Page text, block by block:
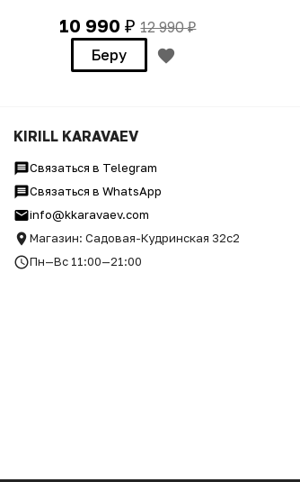
10 990₽ 12 990₽
Беру
KIRILL KARAVAEV
Связаться в Telegram
Связаться в WhatsApp
info@kkaravaev.com
Магазин: Садовая-Кудринская 32с2
Пн—Вс 11:00—21:00